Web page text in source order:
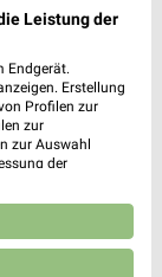
Leistung der
Endgerät.
Erstellung
Profilen zur
zur
zur Auswahl
der
und
zur Auswahl
und in die